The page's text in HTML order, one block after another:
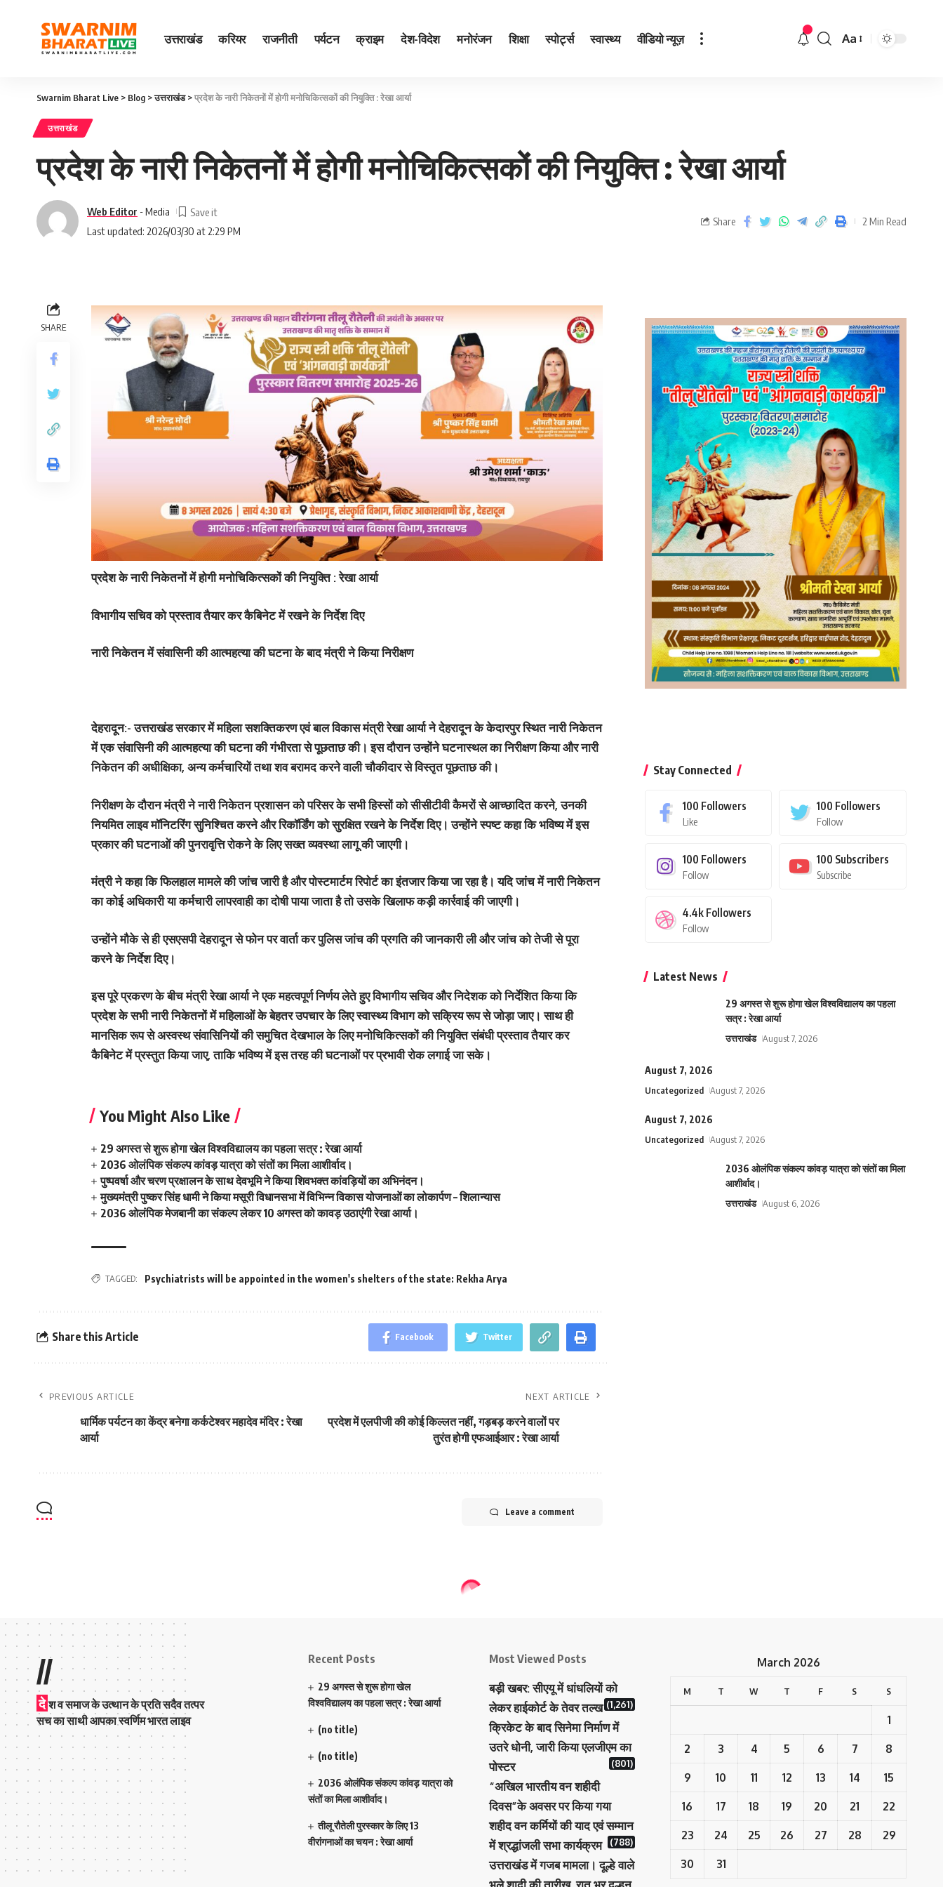
उत्तराखंड करियर राजनीती पर्यटन क्राइम देश-विदेश मनोरंजन शिक्षा स्पोर्ट्स स्वास्थ्य वीडियो न्यूज़ Aa
Swarnim Bharat Live > Blog >उत्तराखंड>प्रदेश के नारी निकेतनों में होगी मनोचिकित्सकों की नियुक्ति : रेखा आर्या
उत्तराखंड
प्रदेश के नारी निकेतनों में होगी मनोचिकित्सकों की नियुक्ति : रेखा आर्या
Last updated: 2026/03/30 at 2:29 PM
Web Editor - Media
Share 2 Min Read
SHARE
प्रदेश के नारी निकेतनों में होगी मनोचिकित्सकों की नियुक्ति : रेखा आर्या
विभागीय सचिव को प्रस्ताव तैयार कर कैबिनेट में रखने के निर्देश दिए
नारी निकेतन में संवासिनी की आत्महत्या की घटना के बाद मंत्री ने किया निरीक्षण
देहरादून:- उत्तराखंड सरकार में महिला सशक्तिकरण एवं बाल विकास मंत्री रेखा आर्या ने देहरादून के केदारपुर स्थित नारी निकेतन
में एक संवासिनी की आत्महत्या की घटना की गंभीरता से पूछताछ की। इस दौरान उन्होंने घटनास्थल का निरीक्षण किया और नारी
निकेतन की अधीक्षिका, अन्य कर्मचारियों तथा शव बरामद करने वाली चौकीदार से विस्तृत पूछताछ की।
निरीक्षण के दौरान मंत्री ने नारी निकेतन प्रशासन को परिसर के सभी हिस्सों को सीसीटीवी कैमरों से आच्छादित करने, उनकी
नियमित लाइव मॉनिटरिंग सुनिश्चित करने और रिकॉर्डिंग को सुरक्षित रखने के निर्देश दिए। उन्होंने स्पष्ट कहा कि भविष्य में इस
प्रकार की घटनाओं की पुनरावृत्ति रोकने के लिए सख्त व्यवस्था लागू की जाएगी।
मंत्री ने कहा कि फिलहाल मामले की जांच जारी है और पोस्टमार्टम रिपोर्ट का इंतजार किया जा रहा है। यदि जांच में नारी निकेतन
का कोई अधिकारी या कर्मचारी लापरवाही का दोषी पाया जाता है तो उसके खिलाफ कड़ी कार्रवाई की जाएगी।
उन्होंने मौके से ही एसएसपी देहरादून से फोन पर वार्ता कर पुलिस जांच की प्रगति की जानकारी ली और जांच को तेजी से पूरा
करने के निर्देश दिए।
इस पूरे प्रकरण के बीच मंत्री रेखा आर्या ने एक महत्वपूर्ण निर्णय लेते हुए विभागीय सचिव और निदेशक को निर्देशित किया कि
प्रदेश के सभी नारी निकेतनों में महिलाओं के बेहतर उपचार के लिए स्वास्थ्य विभाग को सक्रिय रूप से जोड़ा जाए। साथ ही
मानसिक रूप से अस्वस्थ संवासिनियों की समुचित देखभाल के लिए मनोचिकित्सकों की नियुक्ति संबंधी प्रस्ताव तैयार कर
कैबिनेट में प्रस्तुत किया जाए, ताकि भविष्य में इस तरह की घटनाओं पर प्रभावी रोक लगाई जा सके।
You Might Also Like
29 अगस्त से शुरू होगा खेल विश्वविद्यालय का पहला सत्र : रेखा आर्या
2036 ओलंपिक संकल्प कांवड़ यात्रा को संतों का मिला आशीर्वाद।
पुष्पवर्षा और चरण प्रक्षालन के साथ देवभूमि ने किया शिवभक्त कांवड़ियों का अभिनंदन।
मुख्यमंत्री पुष्कर सिंह धामी ने किया मसूरी विधानसभा में विभिन्न विकास योजनाओं का लोकार्पण – शिलान्यास
2036 ओलंपिक मेजबानी का संकल्प लेकर 10 अगस्त को कावड़ उठाएंगी रेखा आर्या।
TAGGED: Psychiatrists will be appointed in the women's shelters of the state: Rekha Arya
Share this Article Facebook Twitter
PREVIOUS ARTICLE
धार्मिक पर्यटन का केंद्र बनेगा कर्कटेश्वर महादेव मंदिर : रेखा
आर्या
NEXT ARTICLE
प्रदेश में एलपीजी की कोई किल्लत नहीं, गड़बड़ करने वालों पर
तुरंत होगी एफआईआर : रेखा आर्या
Leave a comment
Stay Connected
100 Followers
Like
100 Followers
Follow
100 Followers
Follow
100 Subscribers
Subscribe
4.4k Followers
Follow
Latest News
29 अगस्त से शुरू होगा खेल विश्वविद्यालय का पहला
सत्र : रेखा आर्या
उत्तराखंड August 7, 2026
August 7, 2026
Uncategorized August 7, 2026
August 7, 2026
Uncategorized August 7, 2026
2036 ओलंपिक संकल्प कांवड़ यात्रा को संतों का मिला
आशीर्वाद।
उत्तराखंड August 6, 2026
//
दे श व समाज के उत्थान के प्रति सदैव तत्पर
सच का साथी आपका स्वर्णिम भारत लाइव
Recent Posts
29 अगस्त से शुरू होगा खेल
विश्वविद्यालय का पहला सत्र : रेखा आर्या
(no title)
(no title)
2036 ओलंपिक संकल्प कांवड़ यात्रा को
संतों का मिला आशीर्वाद।
तीलू रौतेली पुरस्कार के लिए 13
वीरांगनाओं का चयन : रेखा आर्या
Most Viewed Posts
बड़ी खबर: सीएयू में धांधलियों को
लेकर हाईकोर्ट के तेवर तल्ख (1,261)
क्रिकेट के बाद सिनेमा निर्माण में
उतरे धोनी, जारी किया एलजीएम का
पोस्टर
(801)
“अखिल भारतीय वन शहीदी
दिवस”के अवसर पर किया गया
शहीद वन कर्मियों की याद एवं सम्मान
में श्रद्धांजली सभा कार्यक्रम
(788)
उत्तराखंड में गजब मामला। दूल्हे वाले
March 2026
M T W T F S S
1
2 3 4 5 6 7 8
9 10 11 12 13 14 15
16 17 18 19 20 21 22
23 24 25 26 27 28 29
30 31